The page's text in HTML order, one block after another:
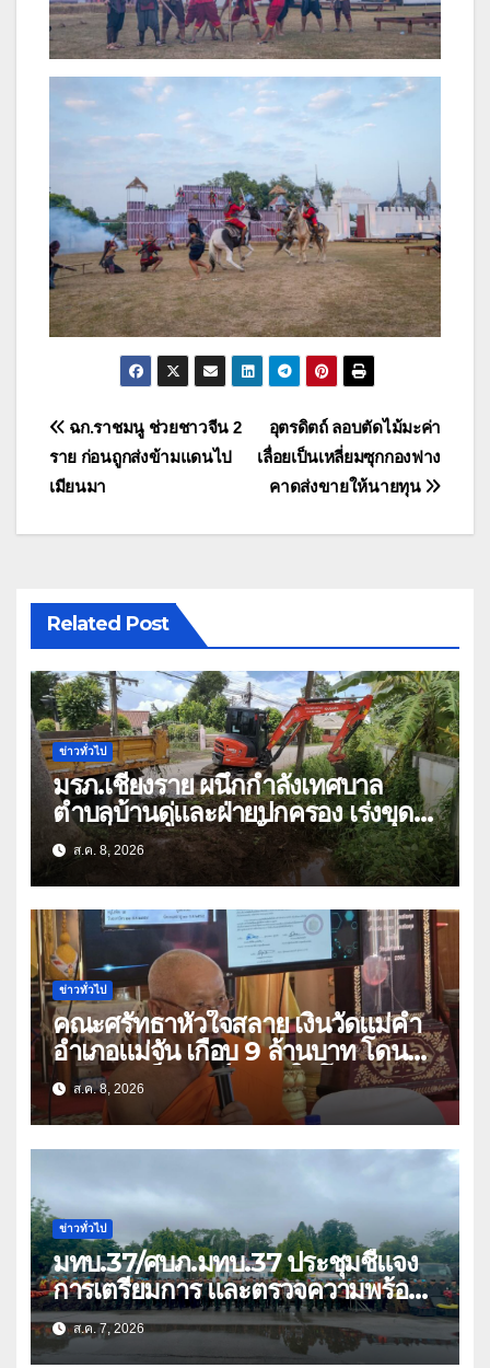
แนะแนว
เรื่อง
อุตรดิตถ์ ลอบตัดไม้มะค่า
เลื่อยเป็นเหลี่ยมซุกกองฟาง
คาดส่งขายให้นายทุน
ฉก.ราชมนู ช่วยชาวจีน 2
ราย ก่อนถูกส่งข้ามแดนไป
เมียนมา
Related Post
ข่าวทั่วไป
มรภ.เชียงราย ผนึกกำลังเทศบาล
ตำบลบ้านดู่และฝ่ายปกครอง เร่งขุด
ลอกสิ่งกีดขวางทางน้ำ ป้องกันและลด
ปัญหาน้ำท่วม
ส.ค. 8, 2026
ข่าวทั่วไป
คณะศรัทธาหัวใจสลาย เงินวัดแม่คำ
อำเภอแม่จัน เกือบ 9 ล้านบาท โดน
แก๊งคอลเซ็นเตอร์หลอกให้โอนข้ามปีก
ว่า 66 บัญชี
ส.ค. 8, 2026
ข่าวทั่วไป
มทบ.37/ศบภ.มทบ.37 ประชุมชี้แจง
การเตรียมการ และตรวจความพร้อม
ด้านการบรรเทาสาธารณภัย
ส.ค. 7, 2026